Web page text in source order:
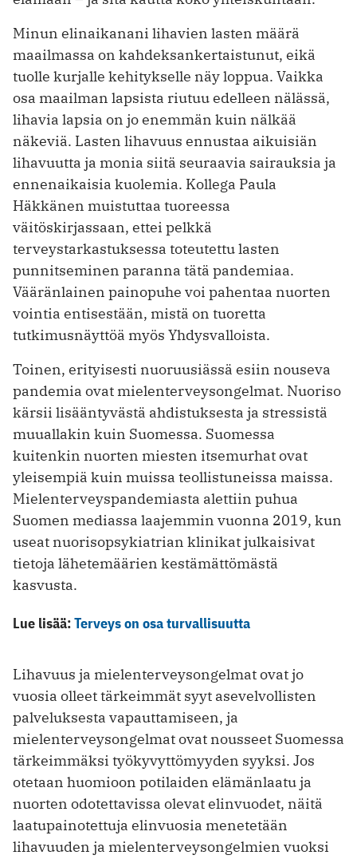
Minun elinaikanani lihavien lasten määrä
maailmassa on kahdeksankertaistunut, eikä
tuolle kurjalle kehitykselle näy loppua. Vaikka
osa maailman lapsista riutuu edelleen nälässä,
lihavia lapsia on jo enemmän kuin nälkää
näkeviä. Lasten lihavuus ennustaa aikuisiän
lihavuutta ja monia siitä seuraavia sairauksia ja
ennenaikaisia kuolemia. Kollega Paula
Häkkänen muistuttaa tuoreessa
väitöskirjassaan, ettei pelkkä
terveystarkastuksessa toteutettu lasten
punnitseminen paranna tätä pandemiaa.
Vääränlainen painopuhe voi pahentaa nuorten
vointia entisestään, mistä on tuoretta
tutkimusnäyttöä myös Yhdysvalloista.
Toinen, erityisesti nuoruusiässä esiin nouseva
pandemia ovat mielenterveysongelmat. Nuoriso
kärsii lisääntyvästä ahdistuksesta ja stressistä
muuallakin kuin Suomessa. Suomessa
kuitenkin nuorten miesten itsemurhat ovat
yleisempiä kuin muissa teollistuneissa maissa.
Mielenterveyspandemiasta alettiin puhua
Suomen mediassa laajemmin vuonna 2019, kun
useat nuorisopsykiatrian klinikat julkaisivat
tietoja lähetemäärien kestämättömästä
kasvusta.
Lue lisää:Terveys on osa turvallisuutta
Lihavuus ja mielenterveysongelmat ovat jo
vuosia olleet tärkeimmät syyt asevelvollisten
palveluksesta vapauttamiseen, ja
mielenterveysongelmat ovat nousseet Suomessa
tärkeimmäksi työkyvyttömyyden syyksi. Jos
otetaan huomioon potilaiden elämänlaatu ja
nuorten odotettavissa olevat elinvuodet, näitä
laatupainotettuja elinvuosia menetetään
lihavuuden ja mielenterveysongelmien vuoksi